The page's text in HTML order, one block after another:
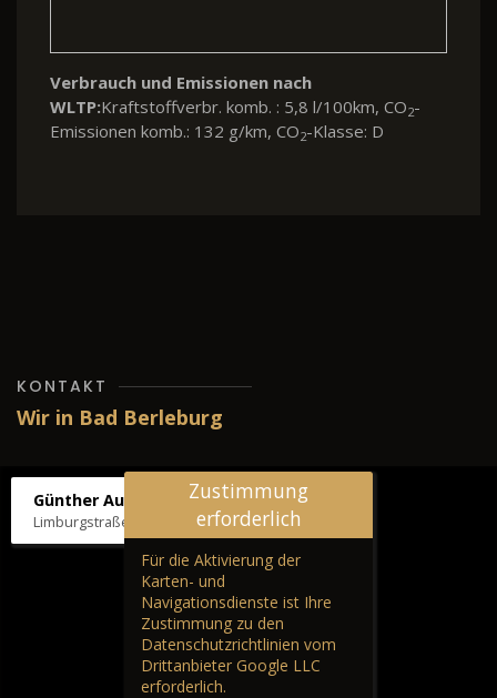
Verbrauch und Emissionen nach
WLTP:Kraftstoffverbr. komb. : 5,8 l/100km, CO2-
Emissionen komb.: 132 g/km, CO2-Klasse: D
KONTAKT
Wir in Bad Berleburg
Günther Autos & Service
Limburgstraße 39, 57319 Bad Berleburg
Zustimmung
erforderlich
Für die Aktivierung der
Karten- und
Navigationsdienste ist Ihre
Zustimmung zu den
Datenschutzrichtlinien vom
Drittanbieter Google LLC
erforderlich.